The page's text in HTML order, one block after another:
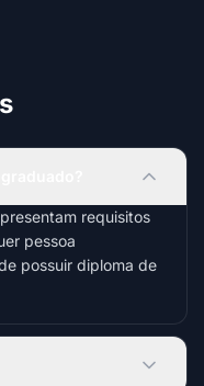
requisitos
pessoa
possuir diploma de